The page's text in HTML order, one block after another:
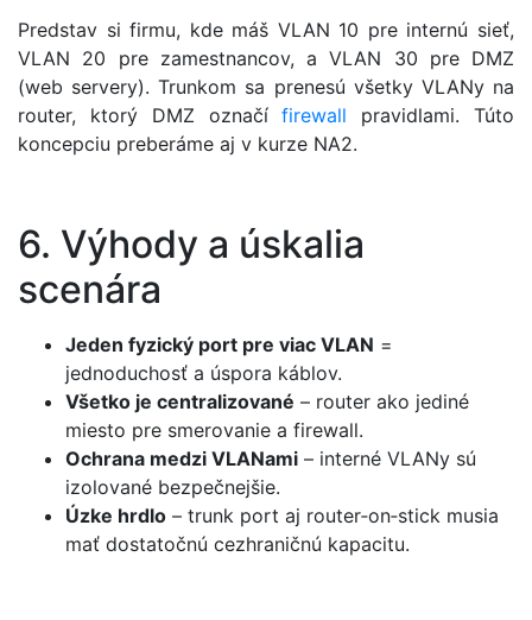
Predstav si firmu, kde máš VLAN 10 pre internú sieť,
VLAN 20 pre zamestnancov, a VLAN 30 pre DMZ
(web servery). Trunkom sa prenesú všetky VLANy na
router, ktorý DMZ označífirewall pravidlami. Túto
koncepciu preberáme aj v kurze NA2.
6. Výhody a úskalia
scenára
Jeden fyzický port pre viac VLAN =
jednoduchosť a úspora káblov.
Všetko je centralizované – router ako jediné
miesto pre smerovanie a firewall.
Ochrana medzi VLANami – interné VLANy sú
izolované bezpečnejšie.
Úzke hrdlo – trunk port aj router‑on‑stick musia
mať dostatočnú cezhraničnú kapacitu.